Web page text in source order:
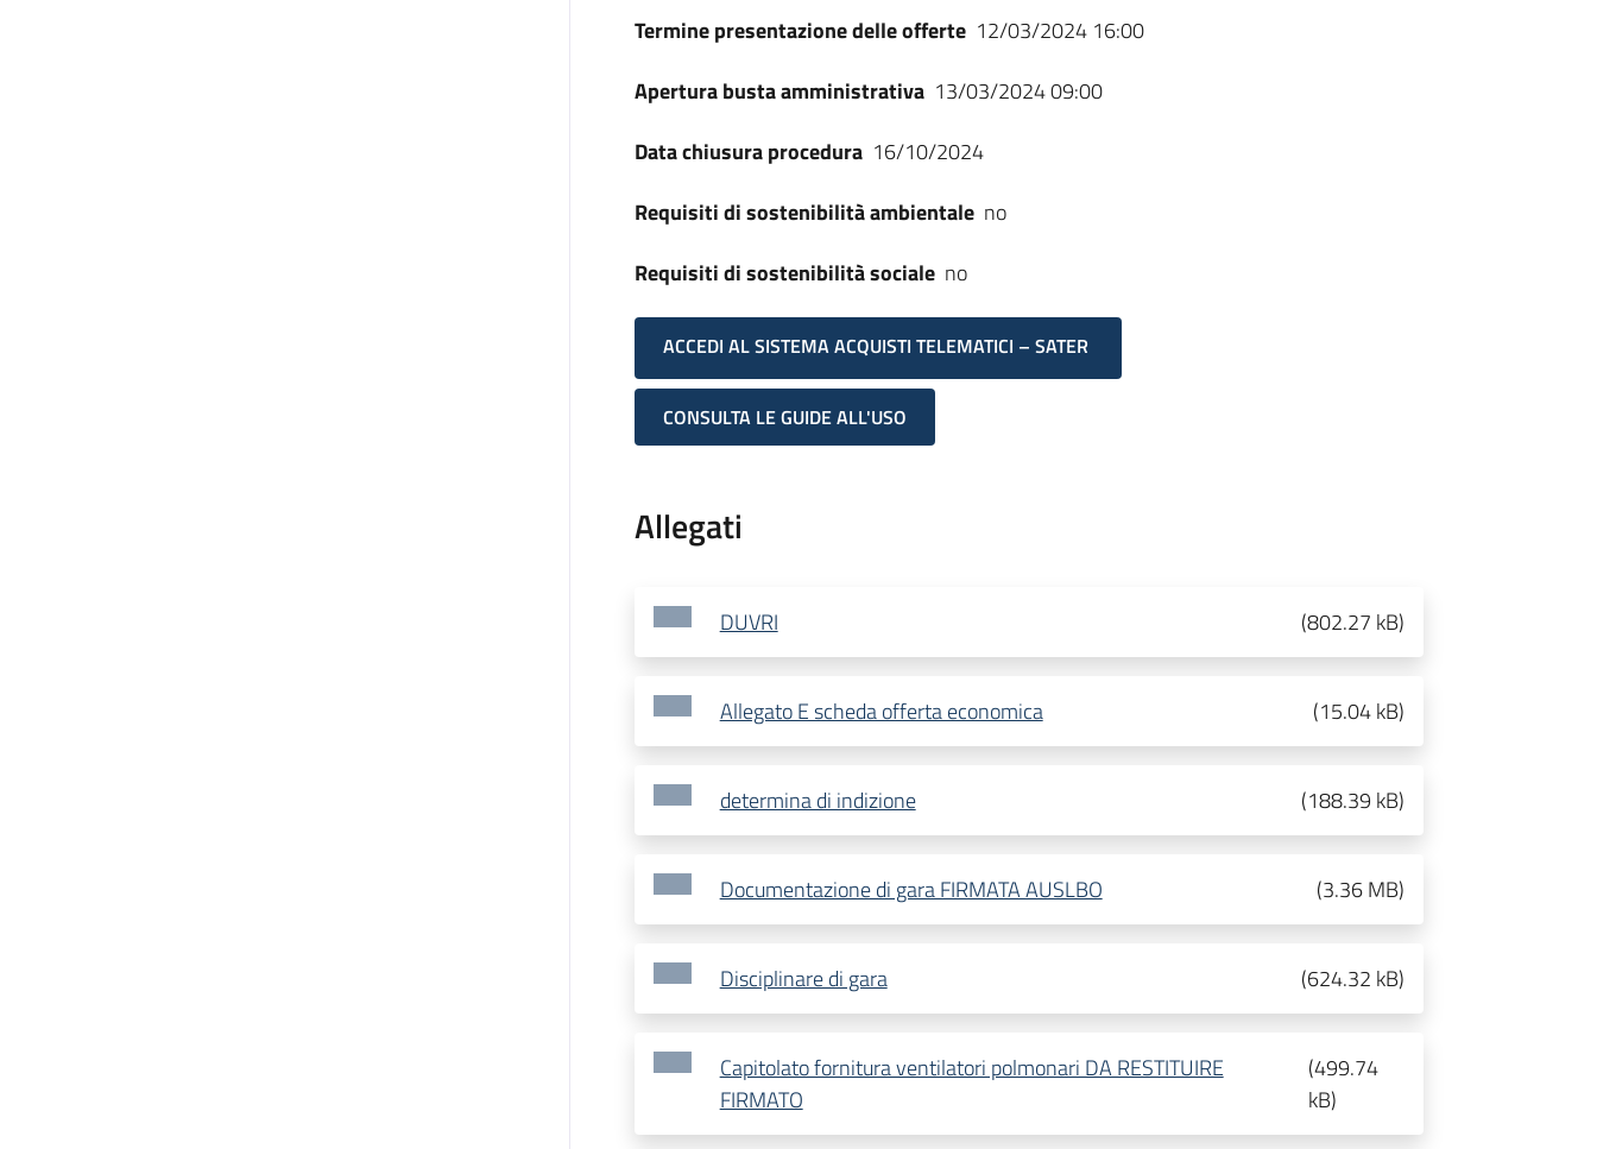
Termine presentazione delle offerte 12/03/2024 16:00
Apertura busta amministrativa 13/03/2024 09:00
Data chiusura procedura 16/10/2024
Requisiti di sostenibilità ambientale no
Requisiti di sostenibilità sociale no
ACCEDI AL SISTEMA ACQUISTI TELEMATICI – SATER
CONSULTA LE GUIDE ALL'USO
Allegati
DUVRI (802.27 kB)
Allegato E scheda offerta economica (15.04 kB)
determina di indizione (188.39 kB)
Documentazione di gara FIRMATA AUSLBO (3.36 MB)
Disciplinare di gara (624.32 kB)
Capitolato fornitura ventilatori polmonari DA RESTITUIRE
FIRMATO
(499.74
kB)